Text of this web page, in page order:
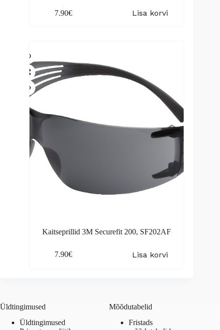
7.90€ Lisa korvi
Kaitseprillid 3M Securefit 200, SF202AF
7.90€ Lisa korvi
Üldtingimused
Üldtingimused
Mõõdutabelid
Fristads